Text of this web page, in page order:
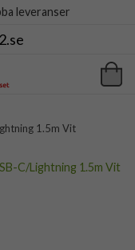
leveranser
1.5m Vit